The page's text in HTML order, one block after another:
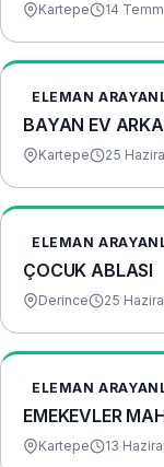
Kartepe 14
ELEMAN
BAYAN EV
Kartepe 25
ELEMAN
ÇOCUK ABLASI
Derince 25
ELEMAN
EMEKEVLER
Kartepe 13